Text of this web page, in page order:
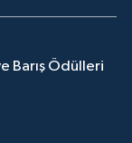
Barış Ödülleri